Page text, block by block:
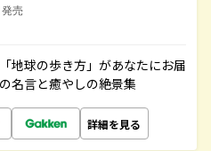
売
地球の歩き方」があなたにお届
名言と癒やしの絶景集
詳細を見る